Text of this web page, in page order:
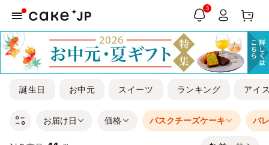
3
誕生日 お中元 スイーツ ランキング アイ
お届け日 価格 バスクチーズケーキ バ